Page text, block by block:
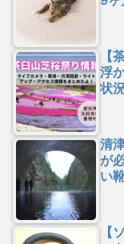
【
浮
状
清
が
い
【